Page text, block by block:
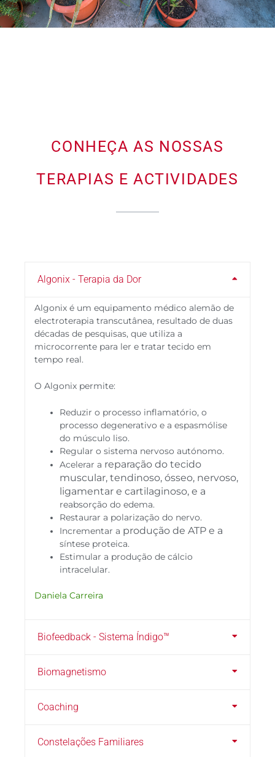
CONHEÇA AS NOSSAS
TERAPIAS E ACTIVIDADES
Algonix - Terapia da Dor
Algonix é um equipamento médico alemão de
electroterapia transcutânea, resultado de duas
décadas de pesquisas, que utiliza a
microcorrente para ler e tratar tecido em
tempo real.
O Algonix permite:
Reduzir o processo inflamatório, o
processo degenerativo e a espasmólise
do músculo liso.
Regular o sistema nervoso autónomo.
Acelerar a reparação do tecido
muscular, tendinoso, ósseo, nervoso,
ligamentar e cartilaginoso, e a
reabsorção do edema.
Restaurar a polarização do nervo.
Incrementar a produção de ATP e a
síntese proteica.
Estimular a produção de cálcio
intracelular.
Daniela Carreira
Biofeedback - Sistema Índigo™
Biomagnetismo
Coaching
Constelações Familiares